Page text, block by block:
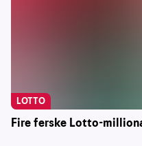
Fire ferske Lotto-
LOTTO